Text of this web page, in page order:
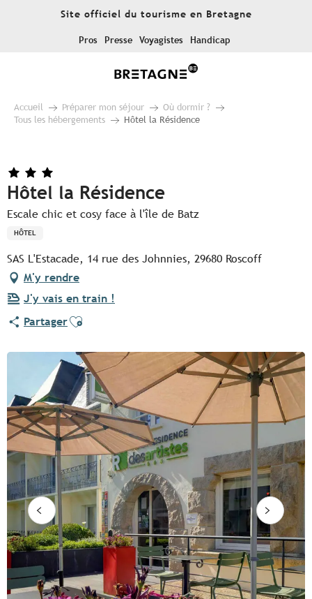
Site officiel du tourisme en Bretagne
Pros Presse Voyagistes Handicap
Accueil Préparer mon séjour
Où dormir ?
Tous les hébergements
Hôtel la Résidence
Hôtel la Résidence
Escale chic et cosy face à l'île de Batz
HÔTEL
SAS L'Estacade, 14 rue des Johnnies, 29680 Roscoff
M'y rendre
J'y vais en train !
PartagerAjouter aux favoris